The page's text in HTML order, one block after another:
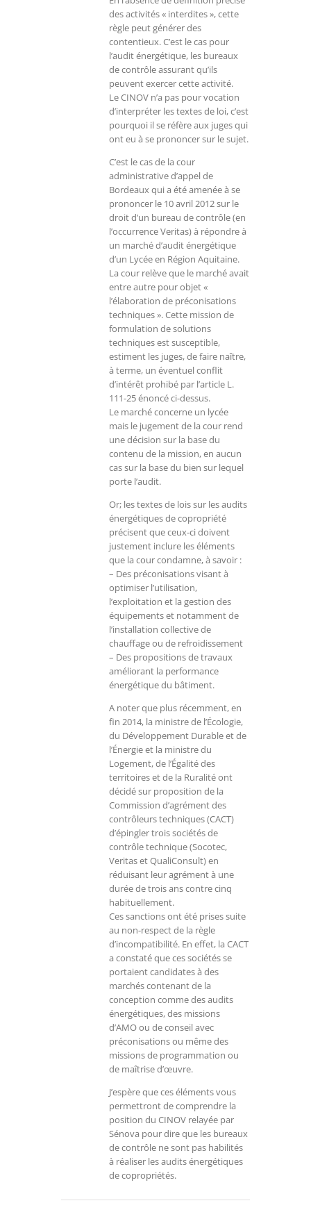
des activités « interdites », cette
règle peut générer des
contentieux. C’est le cas pour
l’audit énergétique, les bureaux
de contrôle assurant qu’ils
peuvent exercer cette activité.
Le CINOV n’a pas pour vocation
d’interpréter les textes de loi, c’est
pourquoi il se réfère aux juges qui
ont eu à se prononcer sur le sujet.
C’est le cas de la cour
administrative d’appel de
Bordeaux qui a été amenée à se
prononcer le 10 avril 2012 sur le
droit d’un bureau de contrôle (en
l’occurrence Veritas) à répondre à
un marché d’audit énergétique
d’un Lycée en Région Aquitaine.
La cour relève que le marché avait
entre autre pour objet «
l’élaboration de préconisations
techniques ». Cette mission de
formulation de solutions
techniques est susceptible,
estiment les juges, de faire naître,
à terme, un éventuel conflit
d’intérêt prohibé par l’article L.
111-25 énoncé ci-dessus.
Le marché concerne un lycée
mais le jugement de la cour rend
une décision sur la base du
contenu de la mission, en aucun
cas sur la base du bien sur lequel
porte l’audit.
Or; les textes de lois sur les audits
énergétiques de copropriété
précisent que ceux-ci doivent
justement inclure les éléments
que la cour condamne, à savoir :
– Des préconisations visant à
optimiser l’utilisation,
l’exploitation et la gestion des
équipements et notamment de
l’installation collective de
chauffage ou de refroidissement
– Des propositions de travaux
améliorant la performance
énergétique du bâtiment.
A noter que plus récemment, en
fin 2014, la ministre de l’Écologie,
du Développement Durable et de
l’Énergie et la ministre du
Logement, de l’Égalité des
territoires et de la Ruralité ont
décidé sur proposition de la
Commission d’agrément des
contrôleurs techniques (CACT)
d’épingler trois sociétés de
contrôle technique (Socotec,
Veritas et QualiConsult) en
réduisant leur agrément à une
durée de trois ans contre cinq
habituellement.
Ces sanctions ont été prises suite
au non-respect de la règle
d’incompatibilité. En effet, la CACT
a constaté que ces sociétés se
portaient candidates à des
marchés contenant de la
conception comme des audits
énergétiques, des missions
d’AMO ou de conseil avec
préconisations ou même des
missions de programmation ou
de maîtrise d’œuvre.
J’espère que ces éléments vous
permettront de comprendre la
position du CINOV relayée par
Sénova pour dire que les bureaux
de contrôle ne sont pas habilités
à réaliser les audits énergétiques
de copropriétés.